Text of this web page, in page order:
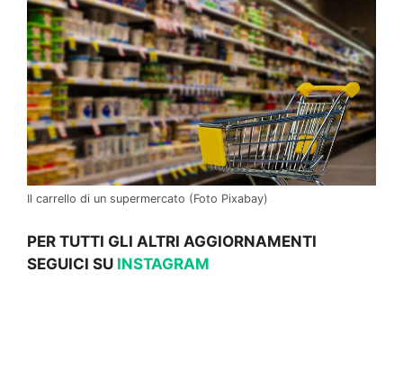
Il carrello di un supermercato (Foto Pixabay)
PER TUTTI GLI ALTRI AGGIORNAMENTI
SEGUICI SU INSTAGRAM